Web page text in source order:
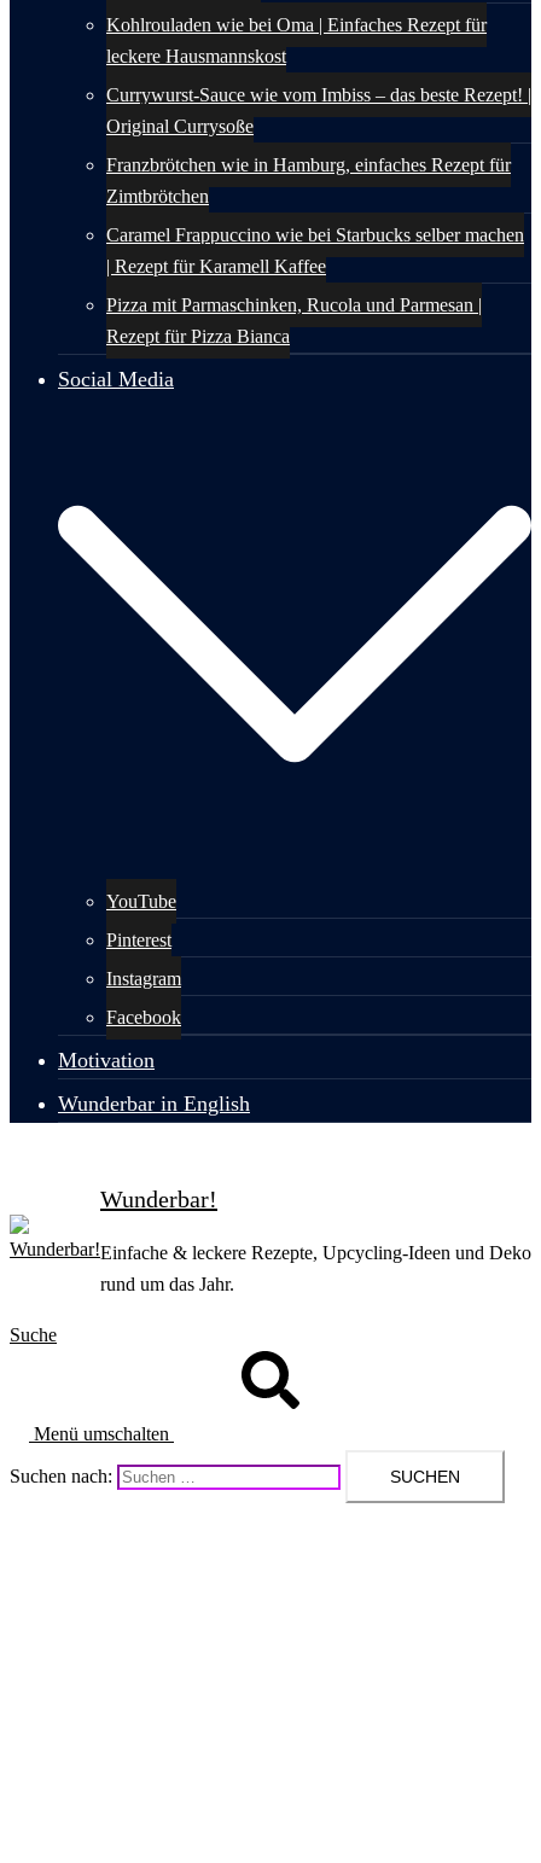
Kohlrouladen wie bei Oma | Einfaches Rezept für
leckere Hausmannskost
Currywurst-Sauce wie vom Imbiss – das beste Rezept! |
Original Currysoße
Franzbrötchen wie in Hamburg, einfaches Rezept für
Zimtbrötchen
Caramel Frappuccino wie bei Starbucks selber machen
| Rezept für Karamell Kaffee
Pizza mit Parmaschinken, Rucola und Parmesan |
Rezept für Pizza Bianca
Social Media
YouTube
Pinterest
Instagram
Facebook
Motivation
Wunderbar in English
Wunderbar!
Einfache & leckere Rezepte, Upcycling-Ideen und Deko
rund um das Jahr.
Suche
Menü umschalten
Suchen nach: